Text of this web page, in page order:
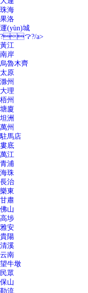
珠海
果洛
運(yùn)城
?？?/a>
黃江
南岸
烏魯木齊
太原
滁州
大理
梧州
塘廈
坦洲
萬州
駐馬店
婁底
萬江
青浦
海珠
長治
樂東
甘肅
佛山
高埗
雅安
貴陽
清溪
云南
望牛墩
民眾
保山
勒流